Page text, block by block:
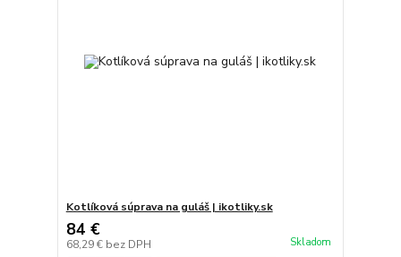
Kotlíková súprava na guláš | ikotliky.sk
84 €
68,29 € bez DPH Skladom